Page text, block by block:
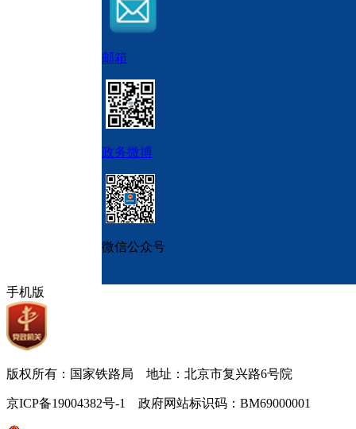
邮箱
政务微博
微信公众号
手机版
版权所有：国家铁路局 地址：北京市复兴路6号院
京ICP备19004382号-1 政府网站标识码：BM69000001